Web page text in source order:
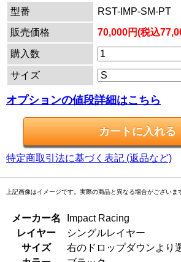
型番
RST-IMP-SM-PT
販売価格
70,000円(税込
購入数
サイズ
オプションの値段詳細はこちら
特定商取引法に基づく表記 (返品など)
上記画像はイメージです。実際の商品と異なる場合がございま
メーカー名
Impact Racing
レイヤー
シングルレイヤー
サイズ
右のドロップダウンより